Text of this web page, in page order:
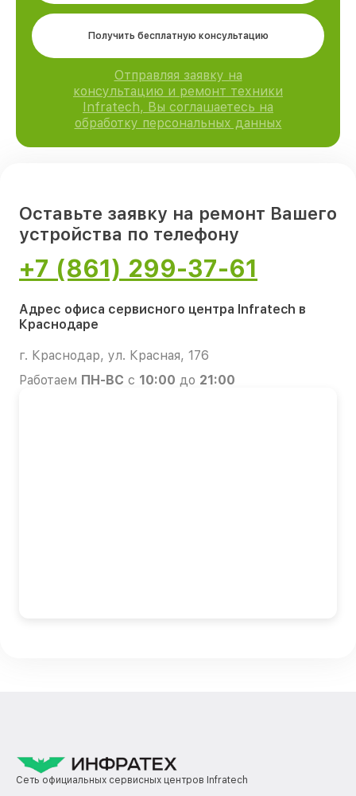
Получить бесплатную консультацию
Отправляя заявку на
консультацию и ремонт техники
Infratech, Вы соглашаетесь на
обработку персональных данных
Оставьте заявку на ремонт Вашего
устройства по телефону
+7 (861) 299-37-61
Адрес офиса сервисного центра Infratech в
Краснодаре
г. Краснодар, ул. Красная, 176
Работаем ПН-ВС с 10:00 до 21:00
Сеть официальных сервисных центров Infratech